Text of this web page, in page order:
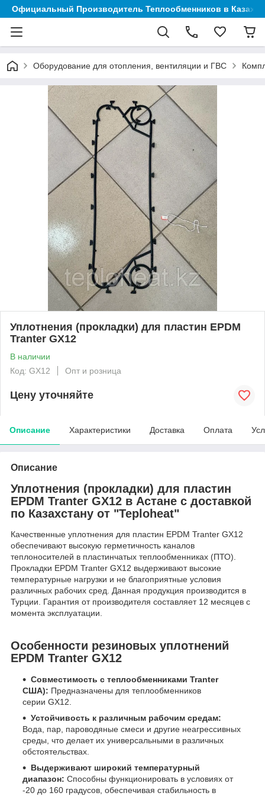
Официальный Производитель Теплообменников в
Оборудование для отопления, вентиляции и ГВС
Уплотнения (прокладки) для пластин EPDM
Tranter GX12
В наличии
Код: GX12
Опт и розница
Цену уточняйте
Описание Характеристики Доставка Оплата
Описание
Уплотнения (прокладки) для пластин
EPDM Tranter GX12 в Астане с доставкой
по Казахстану от "Teploheat"
Качественные уплотнения для пластин EPDM Tranter GX12
обеспечивают высокую герметичность каналов
теплоносителей в пластинчатых теплообменниках (ПТО).
Прокладки EPDM Tranter GX12 выдерживают высокие
температурные нагрузки и не благоприятные условия
различных рабочих сред. Данная продукция производится в
Турции. Гарантия от производителя составляет 12 месяцев с
момента эксплуатации.
Особенности резиновых уплотнений
EPDM Tranter GX12
Совместимость с теплообменниками Tranter
США): Предназначены для теплообменников
серии GX12.
Устойчивость к различным рабочим средам:
Вода, пар, пароводяные смеси и другие неагрессивных
среды, что делает их универсальными в различных
обстоятельствах.
Выдерживают широкий температурный
диапазон: Способны функционировать в условиях от
-20 до 160 градусов, обеспечивая стабильность в